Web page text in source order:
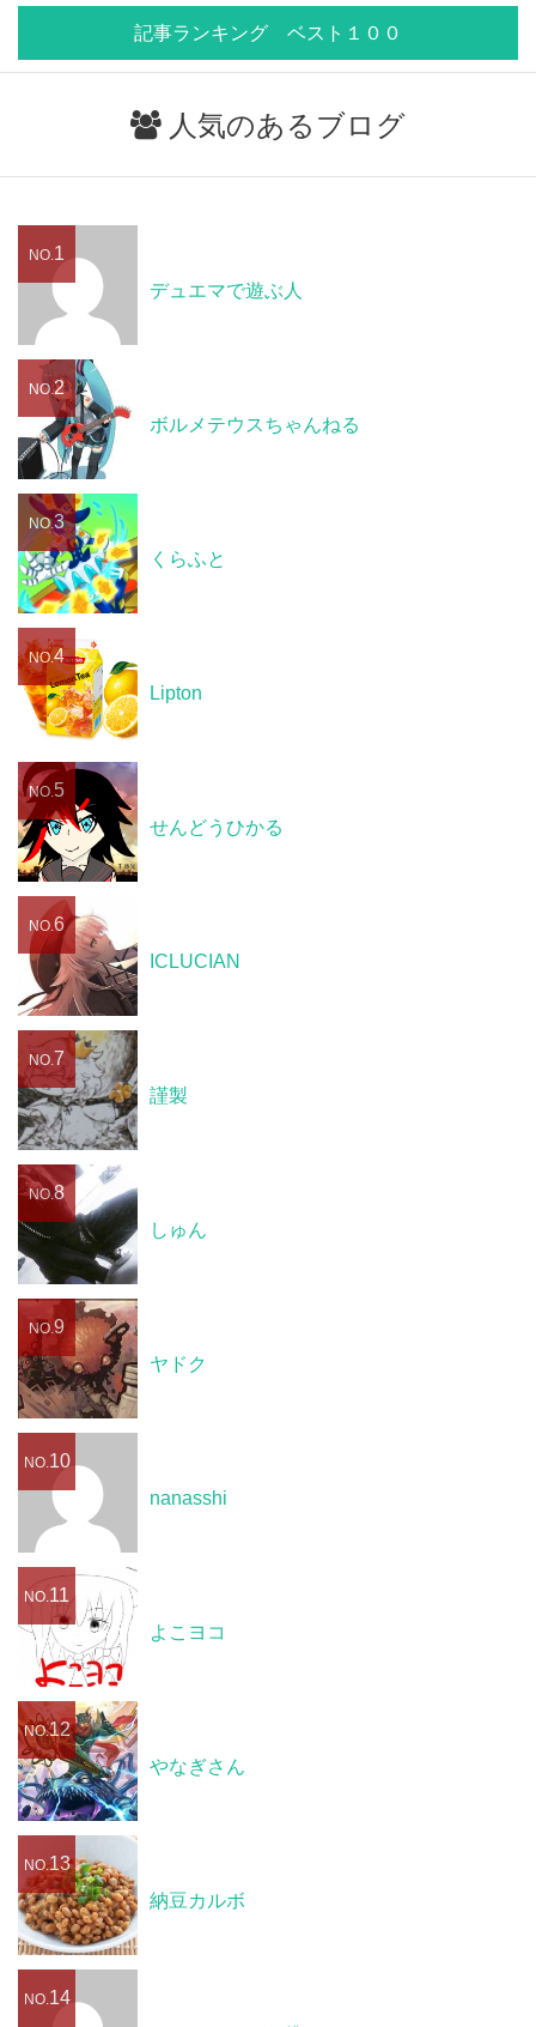
記事ランキング ベスト１００
人気のあるブログ
NO. 1
デュエマで遊ぶ人
NO.2
ボルメテウスちゃんねる
NO.3
くらふと
NO.4
Lipton
NO. 5
せんどうひかる
NO. 6
ICLUCIAN
NO. 7
謹製
NO. 8
しゅん
NO. 9
ヤドク
NO. 10
nanasshi
NO. 11
よこヨコ
NO.12
やなぎさん
NO.13
納豆カルボ
NO. 14